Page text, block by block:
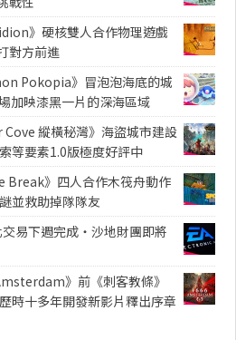
》硬核雙人合作物理遊戲
對方前進
Pokopia》冒泡泡海底的城
加映漆黑一片的深海區域
Cove 縱橫秘灣》海盜城市建設
等要素1.0版極度好評中
Break》四人合作木筏舟動作
並救助掉隊隊友
交易下週完成・沙地財團即將
》前《刺客教條》
時十多年開發新影片釋出序章